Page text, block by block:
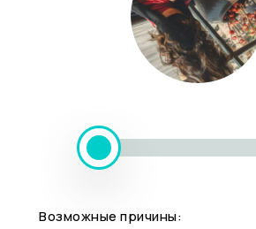
Возможные причины: